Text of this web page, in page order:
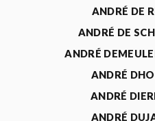
ANDRÉ DE
ANDRÉ DE
ANDRÉ
ANDRÉ
ANDRÉ
ANDRÉ